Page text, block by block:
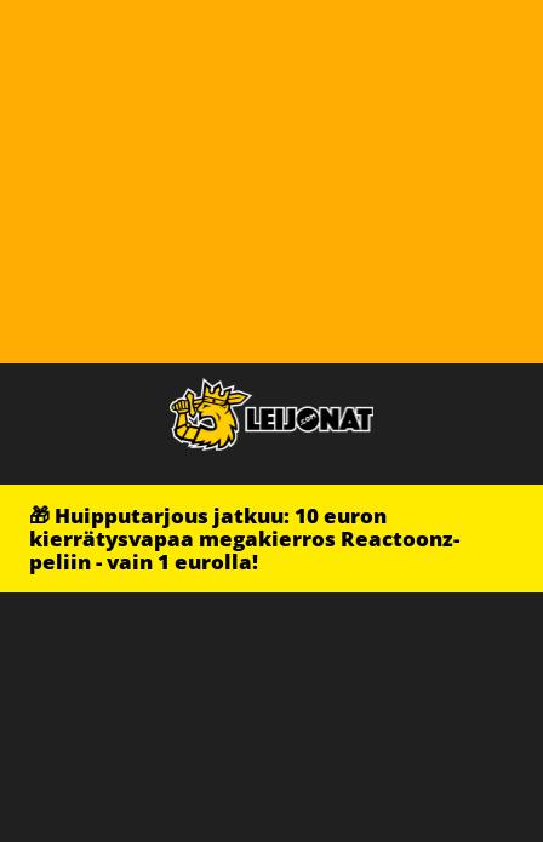
🎁 Huipputarjous jatkuu: 10 euron
kierrätysvapaa megakierros Reactoonz-
peliin - vain 1 eurolla!